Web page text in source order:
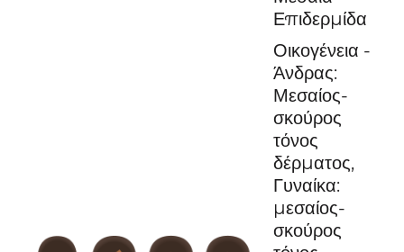
Επιδερμίδα
Οικογένεια -
Άνδρας:
Μεσαίος-
σκούρος
τόνος
δέρματος,
Γυναίκα:
μεσαίος-
σκούρος